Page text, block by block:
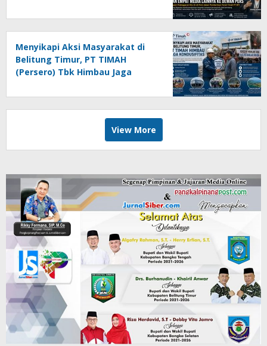
Pers
Menyikapi Aksi Masyarakat di
Belitung Timur, PT TIMAH
(Persero) Tbk Himbau Jaga
View More